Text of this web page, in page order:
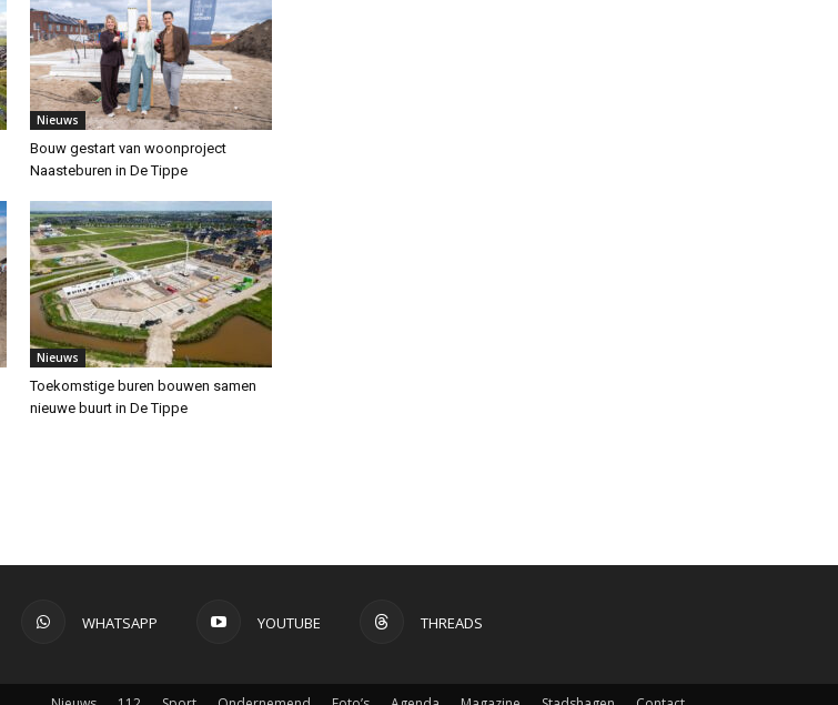
Nieuws
Bouw gestart van woonproject
Naasteburen in De Tippe
Nieuws
Toekomstige buren bouwen samen
nieuwe buurt in De Tippe
WHATSAPP YOUTUBE THREADS